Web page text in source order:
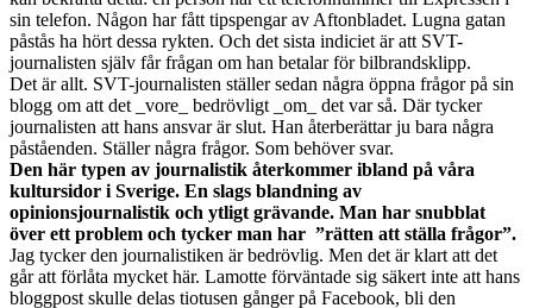
sin telefon. Någon har fått tipspengar av Aftonbladet. Lugna gatan
påstås ha hört dessa rykten. Och det sista indiciet är att SVT-
journalisten själv får frågan om han betalar för bilbrandsklipp.
Det är allt. SVT-journalisten ställer sedan några öppna frågor på sin
blogg om att det _vore_ bedrövligt _om_ det var så. Där tycker
journalisten att hans ansvar är slut. Han återberättar ju bara några
påståenden. Ställer några frågor. Som behöver svar.
Den här typen av journalistik återkommer ibland på våra
kultursidor i Sverige. En slags blandning av
opinionsjournalistik och ytligt grävande. Man har snubblat
över ett problem och tycker man har ”rätten att ställa frågor”.
Jag tycker den journalistiken är bedrövlig. Men det är klart att det
går att förlåta mycket här. Lamotte förväntade sig säkert inte att hans
bloggpost skulle delas tiotusen gånger på Facebook, bli den